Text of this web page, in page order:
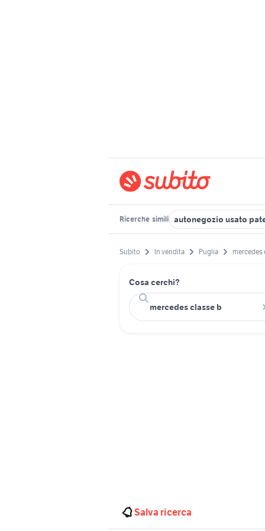
Ricerche simili autonegozio usato
Subito In vendita Puglia mercedes
Cosa cerchi?
Salva ricerca